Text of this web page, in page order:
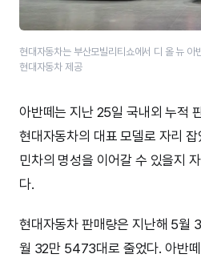
현대자동차는 부산모빌리티쇼에서 디 올 뉴 아
현대자동차 제공
아반떼는 지난 25일 국내외 누적
현대자동차의 대표 모델로 자리
민차의 명성을 이어갈 수 있을지
다.
현대자동차 판매량은 지난해 5월
월 32만 5473대로 줄었다. 아반